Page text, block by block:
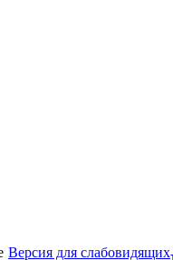
Версия для слабовидящих